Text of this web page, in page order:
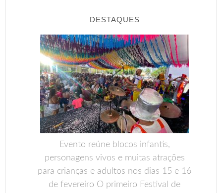
DESTAQUES
Evento reúne blocos infantis,
personagens vivos e muitas atrações
para crianças e adultos nos dias 15 e 16
de fevereiro O primeiro Festival de